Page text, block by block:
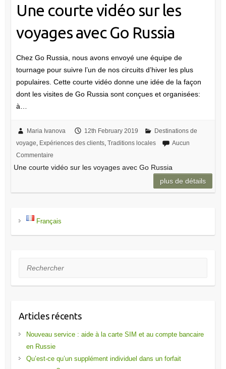
Une courte vidéo sur les
voyages avec Go Russia
Chez Go Russia, nous avons envoyé une équipe de
tournage pour suivre l’un de nos circuits d’hiver les plus
populaires. Cette courte vidéo donne une idée de la façon
dont les visites de Go Russia sont conçues et organisées:
à…
Maria Ivanova 12th February 2019
Destinations de
voyage, Expériences des clients, Traditions locales
Aucun
Commentaire
Une courte vidéo sur les voyages avec Go Russia
plus de détails
Français
Rechercher
Articles récents
Nouveau service : aide à la carte SIM et au compte bancaire
en Russie
Qu’est-ce qu’un supplément individuel dans un forfait